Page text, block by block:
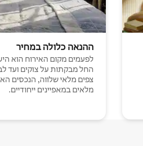
ההנאה כלולה במחיר
לפעמים מקום האירוח הוא
החל מבקתות על צוקים ועד
צפים מלאי שלווה, הנכסים
מלאים במאפיינים ייחודיים.